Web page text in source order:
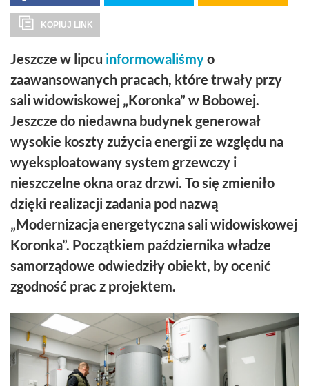
KOPIUJ LINK
Jeszcze w lipcu informowaliśmyo
zaawansowanych pracach, które trwały przy
sali widowiskowej „Koronka” w Bobowej.
Jeszcze do niedawna budynek generował
wysokie koszty zużycia energii ze względu na
wyeksploatowany system grzewczy i
nieszczelne okna oraz drzwi. To się zmieniło
dzięki realizacji zadania pod nazwą
„Modernizacja energetyczna sali widowiskowej
Koronka”. Początkiem października władze
samorządowe odwiedziły obiekt, by ocenić
zgodność prac z projektem.